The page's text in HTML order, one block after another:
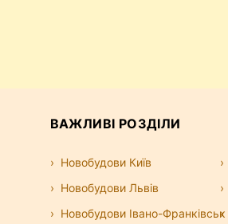
ВАЖЛИВІ РОЗДІЛИ
Новобудови Київ
Новобудови Львів
Новобудови Івано-Франківськ